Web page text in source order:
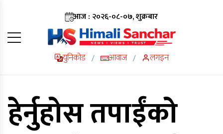
आज : २०२६-०८-०७, शुक्रबार
युनिकोड / आवाज / लगइन
हेर्नुहोस तपाईंको